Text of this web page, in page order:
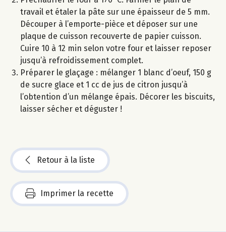
travail et étaler la pâte sur une épaisseur de 5 mm.
Découper à l’emporte-pièce et déposer sur une
plaque de cuisson recouverte de papier cuisson.
Cuire 10 à 12 min selon votre four et laisser reposer
jusqu’à refroidissement complet.
Préparer le glaçage : mélanger 1 blanc d’oeuf, 150 g
de sucre glace et 1 cc de jus de citron jusqu’à
l’obtention d’un mélange épais. Décorer les biscuits,
laisser sécher et déguster !
Retour à la liste
Imprimer la recette